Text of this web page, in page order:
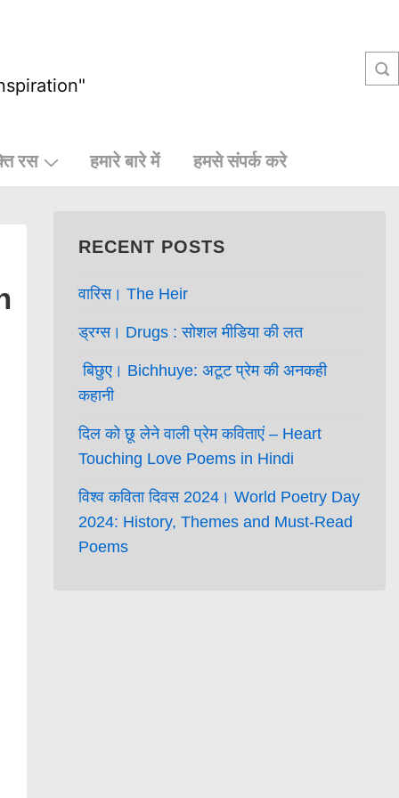
रस हमारे बारे में हमसे संपर्क करे
RECENT POSTS
वारिस। The Heir
ड्रग्स। Drugs : सोशल मीडिया की लत
बिछुए। Bichhuye: अटूट प्रेम की अनकही
कहानी
दिल को छू लेने वाली प्रेम कविताएं – Heart
Touching Love Poems in Hindi
विश्व कविता दिवस 2024। World Poetry Day
2024: History, Themes and Must-Read
Poems